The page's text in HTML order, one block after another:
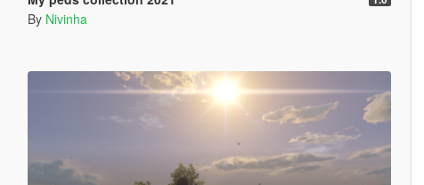
By Nivinha